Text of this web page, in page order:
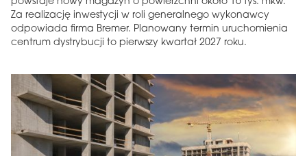
Za realizację inwestycji w roli generalnego wykonawcy
odpowiada firma Bremer. Planowany termin uruchomienia
centrum dystrybucji to pierwszy kwartał 2027 roku.